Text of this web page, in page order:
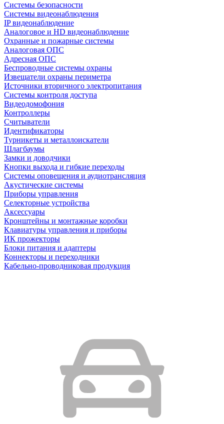
Системы безопасности
Системы видеонаблюдения
IP видеонаблюдение
Аналоговое и HD видеонаблюдение
Охранные и пожарные системы
Аналоговая ОПС
Адресная ОПС
Беспроводные системы охраны
Извещатели охраны периметра
Источники вторичного электропитания
Системы контроля доступа
Видеодомофония
Контроллеры
Считыватели
Идентификаторы
Турникеты и металлоискатели
Шлагбаумы
Замки и доводчики
Кнопки выхода и гибкие переходы
Системы оповещения и аудиотрансляция
Акустические системы
Приборы управления
Селекторные устройства
Аксессуары
Кронштейны и монтажные коробки
Клавиатуры управления и приборы
ИК прожекторы
Блоки питания и адаптеры
Коннекторы и переходники
Кабельно-проводниковая продукция